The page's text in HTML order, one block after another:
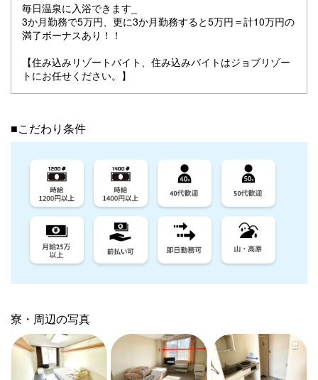
毎日温泉に入浴できます_
3か月勤務で5万円、更に3か月勤務すると5万円＝計10万円の
満了ボーナスあり！！
【住み込みリゾートバイト、住み込みバイトはジョブリゾー
トにお任せください。】
■こだわり条件
寮・周辺の写真